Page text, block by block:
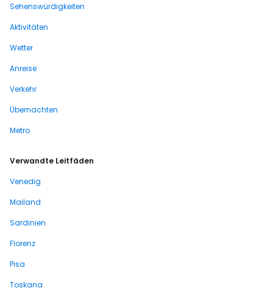
Sehenswürdigkeiten
Aktivitäten
Wetter
Anreise
Verkehr
Übernachten
Metro
Verwandte Leitfäden
Venedig
Mailand
Sardinien
Florenz
Pisa
Toskana